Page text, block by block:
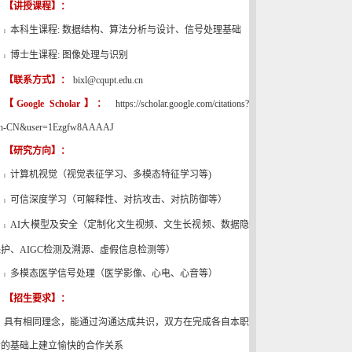
【讲授课程】：
l 本科生课程: 数据结构、算法分析与设计、信号处理基础
l 博士生课程: 图像处理与识别
【联系方式】： bixl@cqupt.edu.cn
【Google Scholar 】： https://scholar.google.com/citations?
CN&user=1Ezgfw8AAAAJ
【研究方向】：
l 计算机视觉（视觉表征学习、多模态特征学习等)
l 可信深度学习（可解释性、对抗攻击、对抗防御等）
l AI大模型及安全（定制化文生视频、文生长视频、数据隐
、 AIGC检测及溯源、虚假信息检测等）
l 多模态医学信号处理（医学影像、 心电、 心音等）
【招生要求】：
具有相同理念，能通过沟通达成共识，双方在完成各自本职
基础上建立愉快的合作关系